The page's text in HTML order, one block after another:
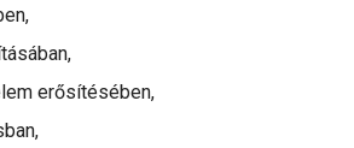
erősítésében,